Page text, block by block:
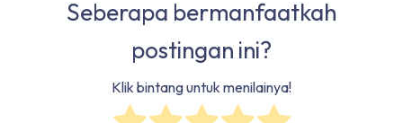
Seberapa bermanfaatkah
postingan ini?
Klik bintang untuk menilainya!